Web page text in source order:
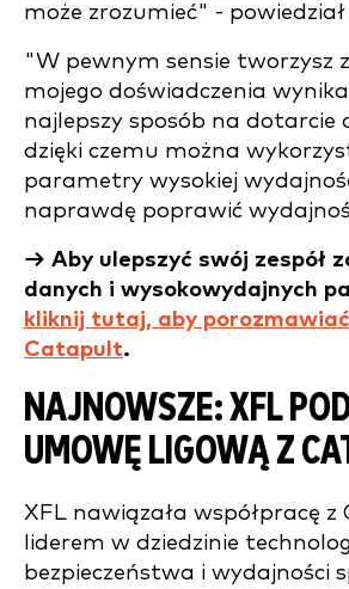
może zrozumieć" - powiedział
"W pewnym sensie tworzysz
mojego doświadczenia
najlepszy sposób na dotarcie
dzięki czemu można
parametry wysokiej
naprawdę poprawić
→ Aby ulepszyć swój zespół
danych i wysokowydajnych
kliknij tutaj, aby porozmawiać
Catapult.
NAJNOWSZE: XFL
UMOWĘ LIGOWĄ Z
XFL nawiązała współpracę
liderem w dziedzinie
bezpieczeństwa i wydajności